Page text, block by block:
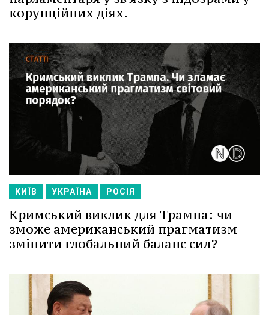
корупційних діях.
КИЇВ УКРАЇНА РОСІЯ
Кримський виклик для Трампа: чи
зможе американський прагматизм
змінити глобальний баланс сил?